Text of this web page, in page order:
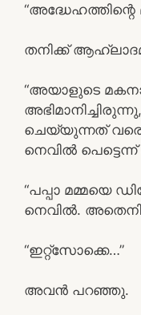
തനിക്ക്
“അയാളുടെ
ചെയ്യുന്നത്
നെവില്‍
“പപ്പാ മമ്മയെ
നെവില്‍.
“ഇറ്റ്‌സോക്കെ…”
അവന്‍ പറഞ്ഞു.